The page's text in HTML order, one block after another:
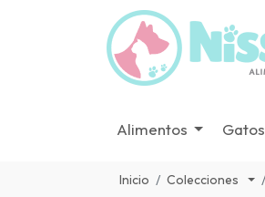
Alimentos Gatos
Inicio Colecciones